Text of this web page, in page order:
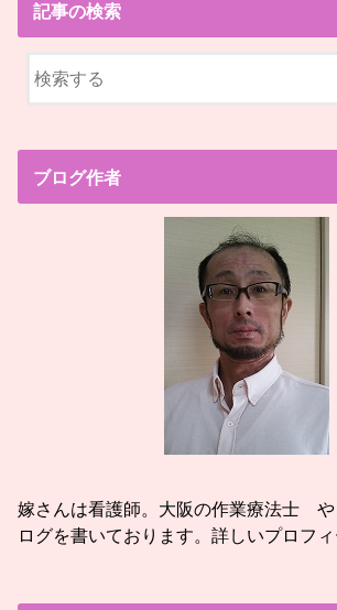
記事の検索
ブログ作者
嫁さんは看護師。大阪の作業療法士
ログを書いております。詳しいプロフ